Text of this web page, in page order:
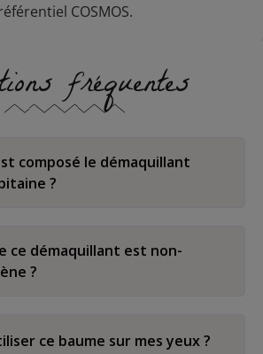
COSMOS.
fréquentes
composé le démaquillant
?
douce: elle permet
en douceur
les impuretés et la saleté
ce démaquillant est non-
?
qui composent notre
ce baume sur mes yeux ?